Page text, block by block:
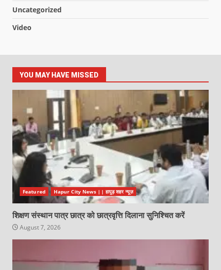
Uncategorized
Video
YOU MAY HAVE MISSED
Featured Hapur City News || हापुड़ शहर न्यूज़
शिक्षण संस्थान पात्र छात्र को छात्रवृत्ति दिलाना सुनिश्चित करें
August 7, 2026